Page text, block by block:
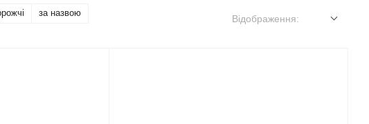
за назвою
Відображення: